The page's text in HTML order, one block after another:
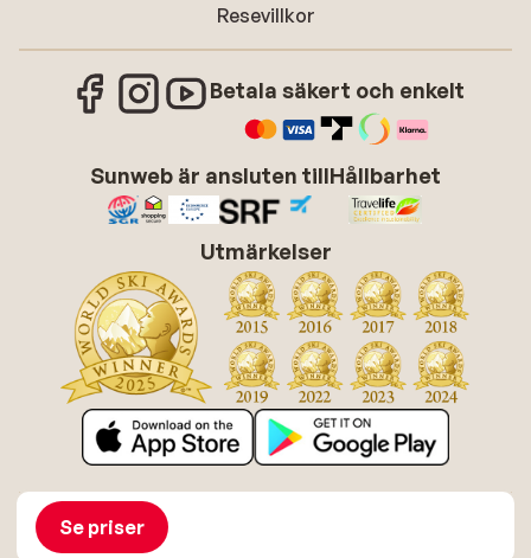
Se priser
Resevillkor
Betala säkert och enkelt
Sunweb är ansluten tillHållbarhet
Utmärkelser
Om SunwebJobba hos Sunweb
Tillgänglighetsdirektiv